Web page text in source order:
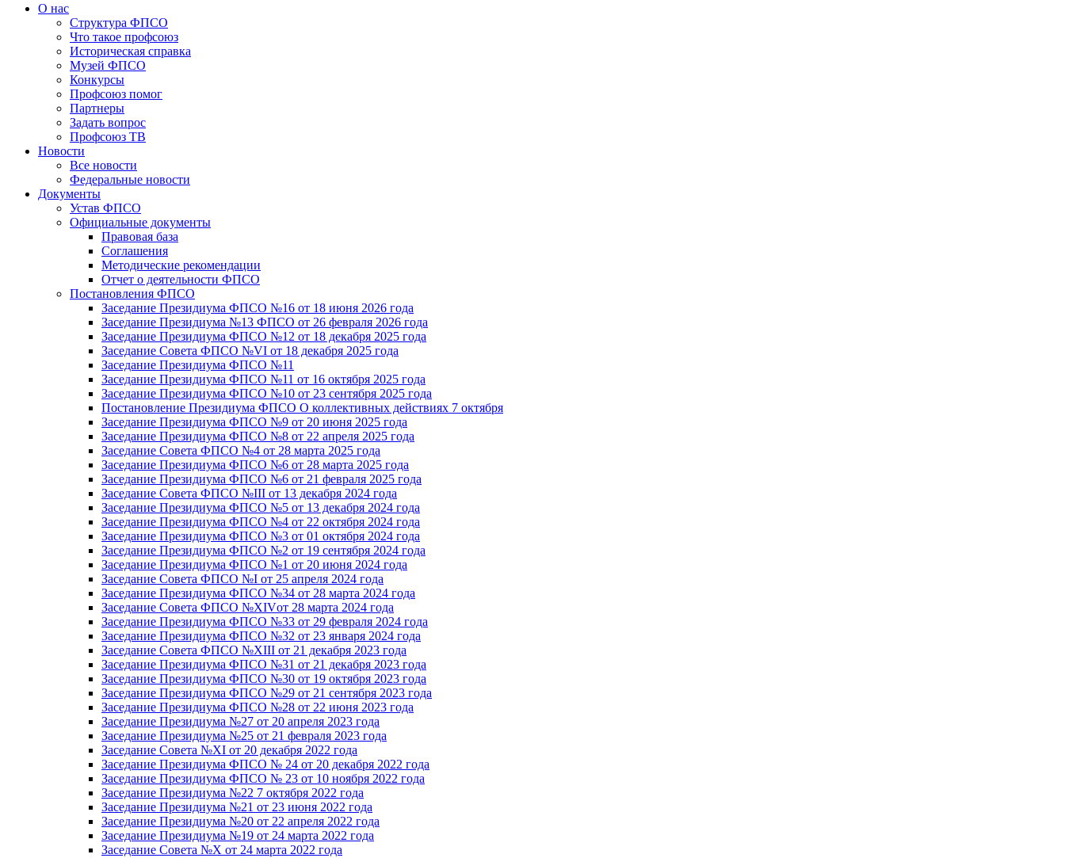
О нас
Структура ФПСО
Что такое профсоюз
Историческая справка
Музей ФПСО
Конкурсы
Профсоюз помог
Партнеры
Задать вопрос
Профсоюз ТВ
Новости
Все новости
Федеральные новости
Документы
Устав ФПСО
Официальные документы
Правовая база
Соглашения
Методические рекомендации
Отчет о деятельности ФПСО
Постановления ФПСО
Заседание Президиума ФПСО №16 от 18 июня 2026 года
Заседание Президиума №13 ФПСО от 26 февраля 2026 года
Заседание Президиума ФПСО №12 от 18 декабря 2025 года
Заседание Совета ФПСО №VI от 18 декабря 2025 года
Заседание Президиума ФПСО №11
Заседание Президиума ФПСО №11 от 16 октября 2025 года
Заседание Президиума ФПСО №10 от 23 сентября 2025 года
Постановление Президиума ФПСО О коллективных действиях 7 октября
Заседание Президиума ФПСО №9 от 20 июня 2025 года
Заседание Президиума ФПСО №8 от 22 апреля 2025 года
Заседание Совета ФПСО №4 от 28 марта 2025 года
Заседание Президиума ФПСО №6 от 28 марта 2025 года
Заседание Президиума ФПСО №6 от 21 февраля 2025 года
Заседание Совета ФПСО №III от 13 декабря 2024 года
Заседание Президиума ФПСО №5 от 13 декабря 2024 года
Заседание Президиума ФПСО №4 от 22 октября 2024 года
Заседание Президиума ФПСО №3 от 01 октября 2024 года
Заседание Президиума ФПСО №2 от 19 сентября 2024 года
Заседание Президиума ФПСО №1 от 20 июня 2024 года
Заседание Совета ФПСО №I от 25 апреля 2024 года
Заседание Президиума ФПСО №34 от 28 марта 2024 года
Заседание Совета ФПСО №XIVот 28 марта 2024 года
Заседание Президиума ФПСО №33 от 29 февраля 2024 года
Заседание Президиума ФПСО №32 от 23 января 2024 года
Заседание Совета ФПСО №XIII от 21 декабря 2023 года
Заседание Президиума ФПСО №31 от 21 декабря 2023 года
Заседание Президиума ФПСО №30 от 19 октября 2023 года
Заседание Президиума ФПСО №29 от 21 сентября 2023 года
Заседание Президиума ФПСО №28 от 22 июня 2023 года
Заседание Президиума №27 от 20 апреля 2023 года
Заседание Президиума №25 от 21 февраля 2023 года
Заседание Совета №XI от 20 декабря 2022 года
Заседание Президиума ФПСО № 24 от 20 декабря 2022 года
Заседание Президиума ФПСО № 23 от 10 ноября 2022 года
Заседание Президиума №22 7 октября 2022 года
Заседание Президиума №21 от 23 июня 2022 года
Заседание Президиума №20 от 22 апреля 2022 года
Заседание Президиума №19 от 24 марта 2022 года
Заседание Совета №X от 24 марта 2022 года